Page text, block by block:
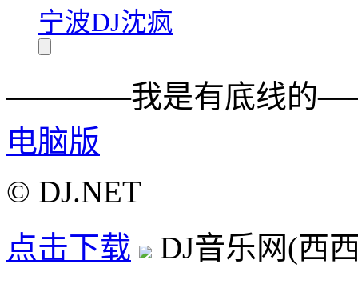
宁波DJ沈疯
————我是有底线
电脑版
© DJ.NET
点击下载
DJ音乐网(西